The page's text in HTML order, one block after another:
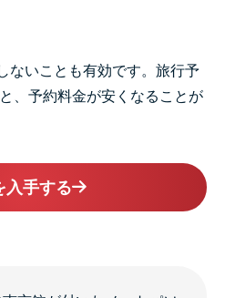
ないことも有効です。旅行予
、予約料金が安くなることが
入手する